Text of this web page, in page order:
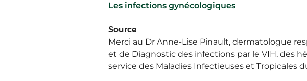
Les infections gynécologiques
Source
Merci au Dr Anne-Lise Pinault, dermatologue
et de Diagnostic des infections par le VIH, des
service des Maladies Infectieuses et Tropicales